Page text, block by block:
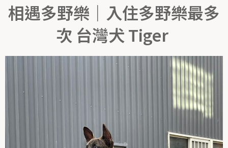
相遇多野樂｜入住多野樂最多
次 台灣犬 Tiger